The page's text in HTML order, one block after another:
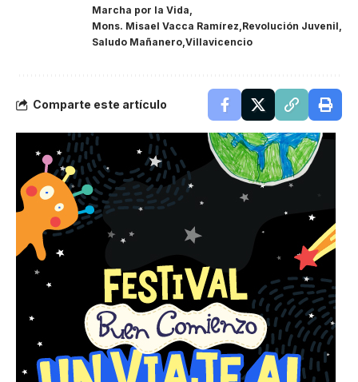
Marcha por la Vida
Mons. Misael Vacca Ramírez Revolución Juvenil
Saludo Mañanero Villavicencio
Comparte este artículo